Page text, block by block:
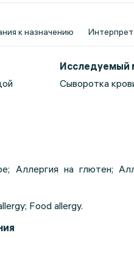
к назначению
Исследуемый
Сыворотка
Аллергия на глютен;
Food allergy.